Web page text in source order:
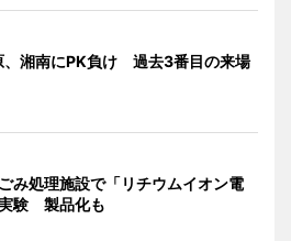
、湘南にPK負け 過去3番目の来場
み処理施設で「リチウムイオン電
験 製品化も